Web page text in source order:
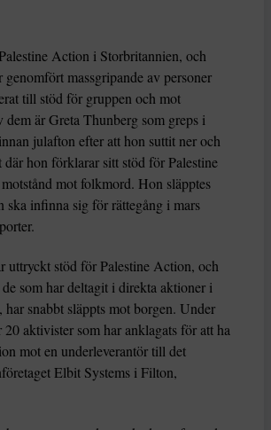
Action i Storbritannien, och
massgripande av personer
till stöd för gruppen och mot
är Greta Thunberg som greps i
julafton efter att hon suttit ner och
hon förklarar sitt stöd för Palestine
mot folkmord. Hon släpptes
ska infinna sig för rättegång i mars
uttryckt stöd för Palestine Action, och
som har deltagit i direkta aktioner i
har snabbt släppts mot borgen. Under
20 aktivister som har anklagats för att ha
mot en underleverantör till det
Elbit Systems i Filton,